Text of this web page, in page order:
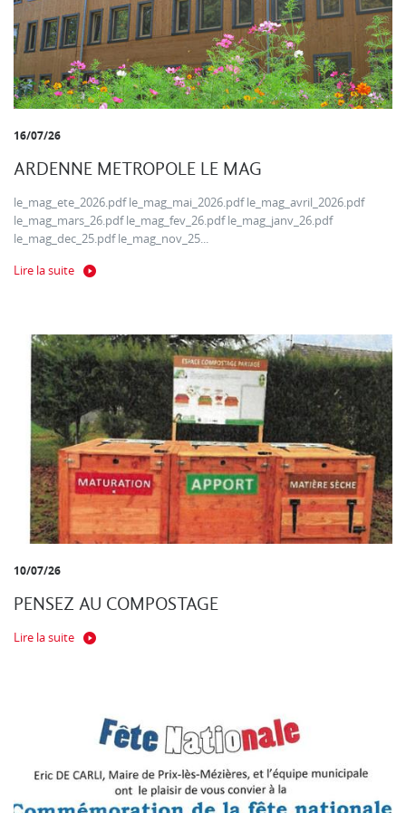
16/07/26
ARDENNE METROPOLE LE MAG
le_mag_ete_2026.pdf le_mag_mai_2026.pdf le_mag_avril_2026.pdf
le_mag_mars_26.pdf le_mag_fev_26.pdf le_mag_janv_26.pdf
le_mag_dec_25.pdf le_mag_nov_25...
Lire la suite
10/07/26
PENSEZ AU COMPOSTAGE
Lire la suite